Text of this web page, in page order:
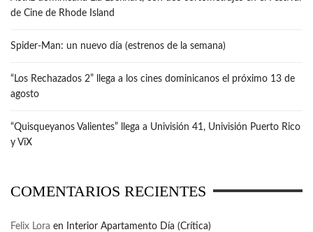
de Cine de Rhode Island
Spider-Man: un nuevo día (estrenos de la semana)
“Los Rechazados 2” llega a los cines dominicanos el próximo 13 de
agosto
“Quisqueyanos Valientes” llega a Univisión 41, Univisión Puerto Rico
y ViX
COMENTARIOS RECIENTES
Felix Lora en Interior Apartamento Día (Crítica)